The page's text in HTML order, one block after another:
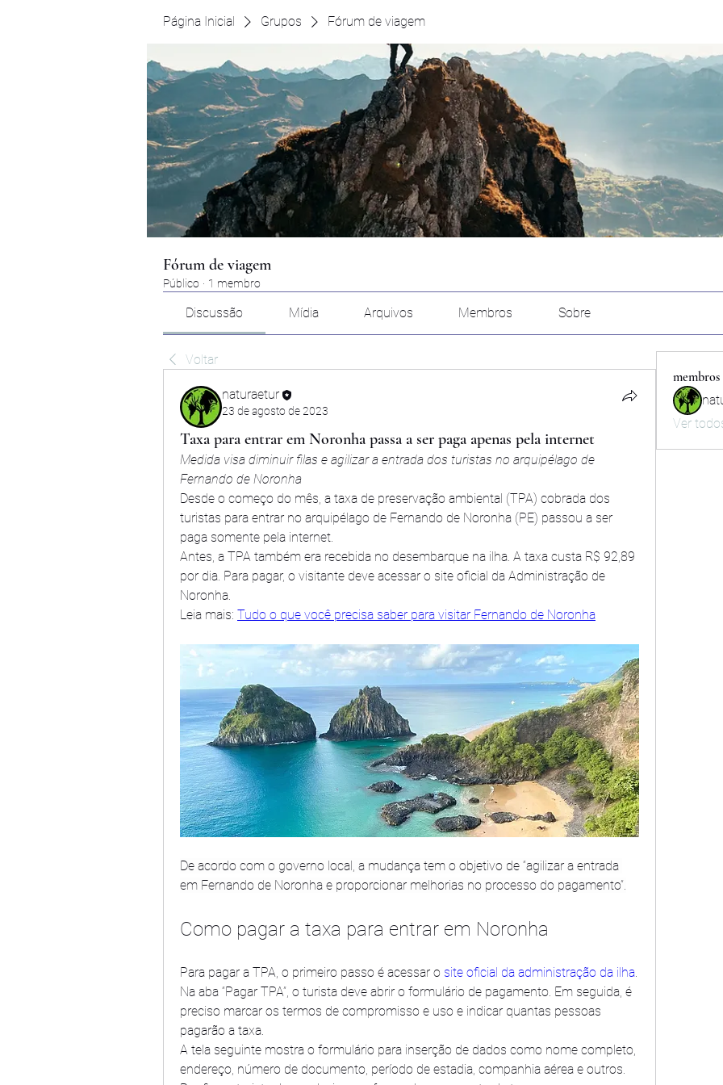
Página Inicial Grupos Fórum de viagem
Fórum de viagem
Público · 1 membro
Discussão Mídia Arquivos Membros Sobre
Voltar
naturaetur
23 de agosto de 2023
Taxa para entrar em Noronha passa a ser paga apenas pela internet
Medida visa diminuir filas e agilizar a entrada dos turistas no arquipélago de
Fernando de Noronha
Desde o começo do mês, a taxa de preservação ambiental (TPA) cobrada dos
turistas para entrar no arquipélago de Fernando de Noronha (PE) passou a ser
paga somente pela internet.
Antes, a TPA também era recebida no desembarque na ilha. A taxa custa R$ 92,89
por dia. Para pagar, o visitante deve acessar o site oficial da Administração de
Noronha.
Leia mais: Tudo o que você precisa saber para visitar Fernando de Noronha
De acordo com o governo local, a mudança tem o objetivo de “agilizar a entrada
em Fernando de Noronha e proporcionar melhorias no processo do pagamento”.
Como pagar a taxa para entrar em Noronha
Para pagar a TPA, o primeiro passo é acessar o site oficial da administração da ilha.
Na aba “Pagar TPA”, o turista deve abrir o formulário de pagamento. Em seguida, é
preciso marcar os termos de compromisso e uso e indicar quantas pessoas
pagarão a taxa.
A tela seguinte mostra o formulário para inserção de dados como nome completo,
endereço, número de documento, período de estadia, companhia aérea e outros.
membros
Ver